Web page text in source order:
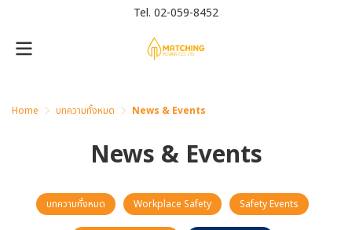
Tel. 02-059-8452
Home บทความทั้งหมด News & Events
News & Events
บทความทั้งหมด Workplace Safety Safety Events